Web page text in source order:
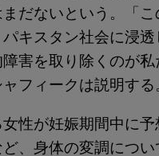
だないという。「こ
キスタン社会に浸
害を取り除くのが
フィークは説明する。
性が妊娠期間中に
、身体の変調につい